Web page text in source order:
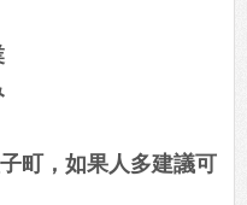
町，如果人多建議可